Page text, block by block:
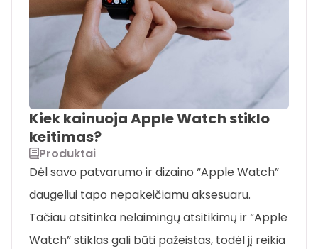
Kiek kainuoja Apple Watch stiklo
keitimas?
Produktai
Dėl savo patvarumo ir dizaino “Apple Watch”
daugeliui tapo nepakeičiamu aksesuaru.
Tačiau atsitinka nelaimingų atsitikimų ir “Apple
Watch” stiklas gali būti pažeistas, todėl jį reikia